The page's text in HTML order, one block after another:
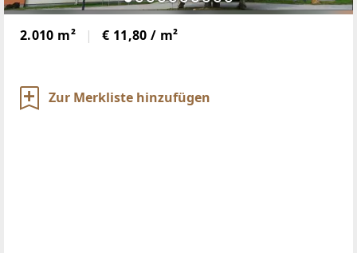
2.010 m² € 11,80 / m²
Zur Merkliste hinzufügen